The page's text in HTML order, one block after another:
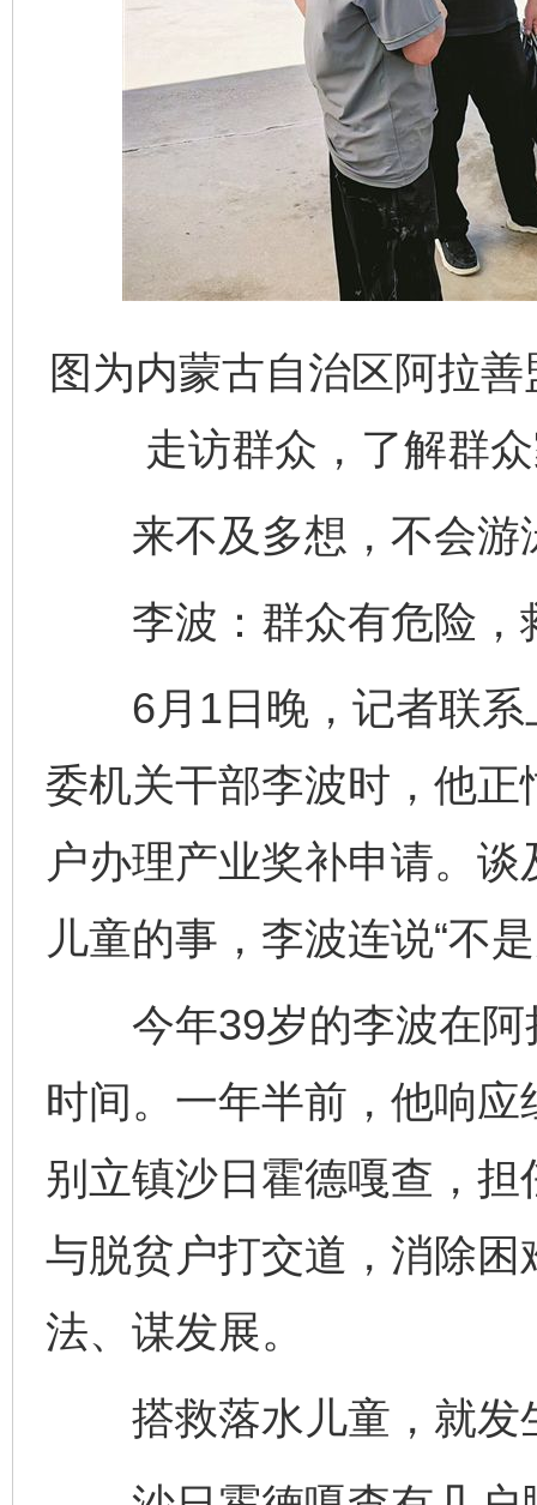
图为内蒙古自治区阿拉
走访群众，了解群
来不及多想，不会游
李波：群众有危险，
6月1日晚，记者联系
委机关干部李波时，他
户办理产业奖补申请。
儿童的事，李波连说“不
今年39岁的李波在阿
时间。一年半前，他响
别立镇沙日霍德嘎查，
与脱贫户打交道，消除
法、谋发展。
搭救落水儿童，就发